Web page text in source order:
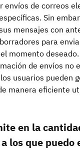
envíos de correos
Sin
mensajes con
para
momento
de envíos no
usuarios pueden
manera eficiente
en la
los que puedo